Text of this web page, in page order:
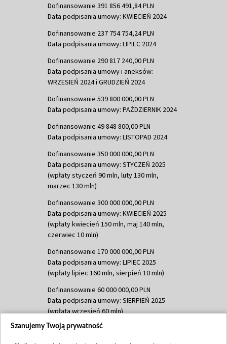
Dofinansowanie 391 856 491,84 PLN
Data podpisania umowy: KWIECIEŃ 2024
Dofinansowanie 237 754 754,24 PLN
Data podpisania umowy: LIPIEC 2024
Dofinansowanie 290 817 240,00 PLN
Data podpisania umowy i aneksów:
WRZESIEŃ 2024 i GRUDZIEŃ 2024
Dofinansowanie 539 800 000,00 PLN
Data podpisania umowy: PAŹDZIERNIK 2024
Dofinansowanie 49 848 800,00 PLN
Data podpisania umowy: LISTOPAD 2024
Dofinansowanie 350 000 000,00 PLN
Data podpisania umowy: STYCZEŃ 2025
(wpłaty styczeń 90 mln, luty 130 mln,
marzec 130 mln)
Dofinansowanie 300 000 000,00 PLN
Data podpisania umowy: KWIECIEŃ 2025
(wpłaty kwiecień 150 mln, maj 140 mln,
czerwiec 10 mln)
Dofinansowanie 170 000 000,00 PLN
Data podpisania umowy: LIPIEC 2025
(wpłaty lipiec 160 mln, sierpień 10 mln)
Dofinansowanie 60 000 000,00 PLN
Data podpisania umowy: SIERPIEŃ 2025
(wpłata wrzesień 60 mln)
Dofinansowanie 635 783 051,21 PLN
Szanujemy Twoją prywatność